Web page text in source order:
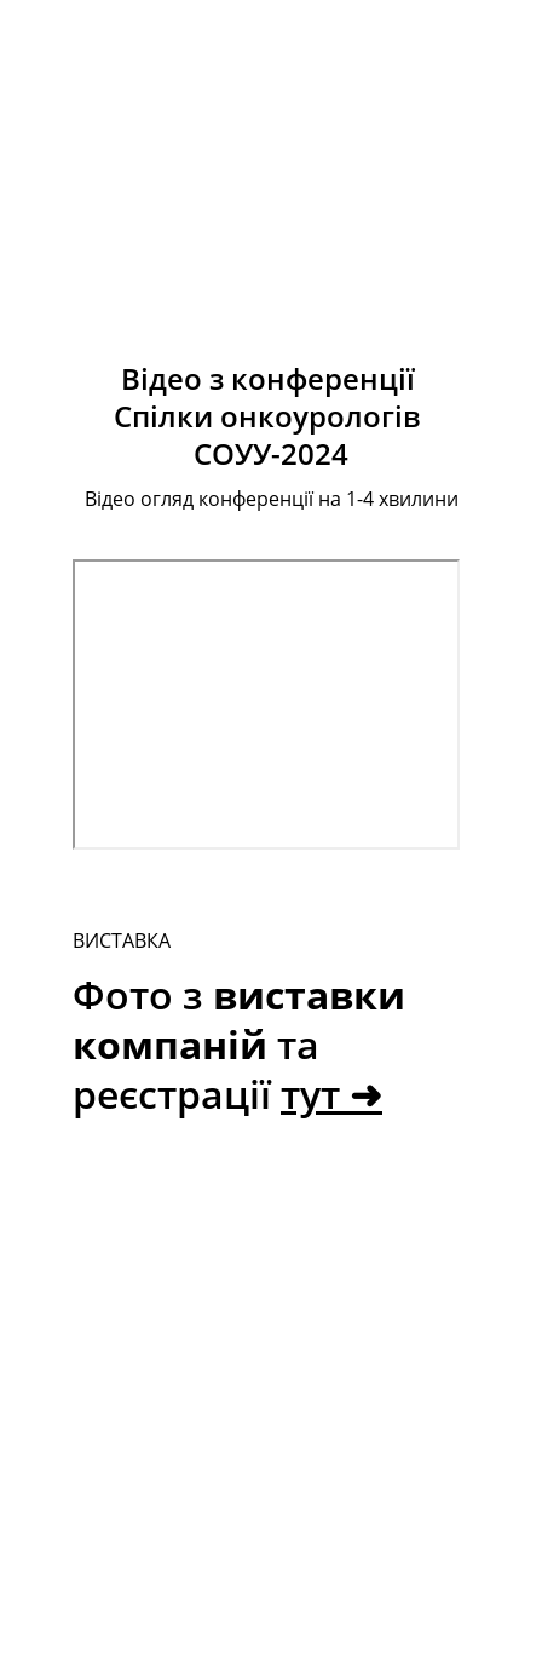
Відео з конференції
Спілки онкоурологів
СОУУ-2024
Відео огляд конференції на 1-4 хвилини
ВИСТАВКА
Фото з виставки
компаній та
реєстрації тут ➜